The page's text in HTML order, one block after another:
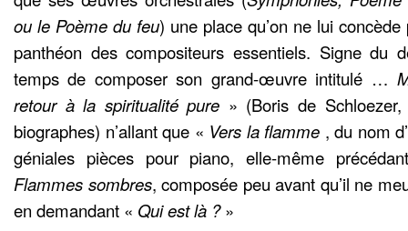
ou le Poème du feu) une place qu’on ne lui
panthéon des compositeurs essentiels. Signe du
temps de composer son grand-œuvre intitulé …
retour à la spiritualité pure » (Boris de
biographes) n’allant que « Vers la flamme , du nom
géniales pièces pour piano, elle-même
Flammes sombres, composée peu avant qu’il ne
en demandant « Qui est là ?»